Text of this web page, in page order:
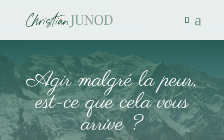
Agir malgré la peur,
est-ce que cela vous
arrive ?